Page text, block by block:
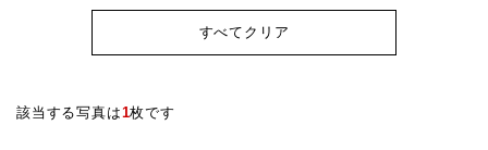
すべてクリア
該当する写真は1枚です